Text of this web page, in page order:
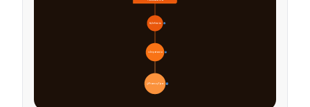
🔍 Definición
🎯 Importancia
📋 Proceso y Tipos